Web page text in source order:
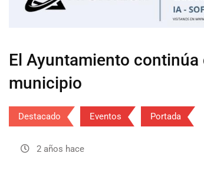
El Ayuntamiento
municipio
Destacado Eventos Portada
2 años hace